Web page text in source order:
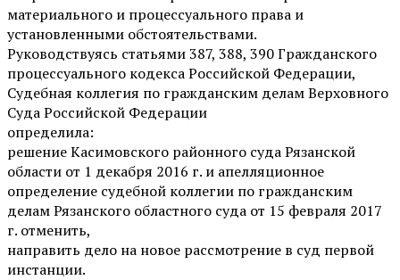
материального и процессуального права и
установленными обстоятельствами.
Руководствуясь статьями 387, 388, 390 Гражданского
процессуального кодекса Российской Федерации,
Судебная коллегия по гражданским делам Верховного
Суда Российской Федерации
определила:
решение Касимовского районного суда Рязанской
области от 1 декабря 2016 г. и апелляционное
определение судебной коллегии по гражданским
делам Рязанского областного суда от 15 февраля 2017
г. отменить,
направить дело на новое рассмотрение в суд первой
инстанции.